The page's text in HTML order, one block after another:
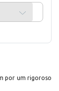
por um rigoroso